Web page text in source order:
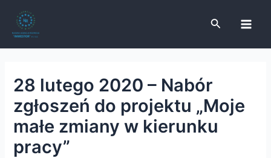
content
Search
28 lutego 2020 – Nabór
zgłoszeń do projektu „Moje
małe zmiany w kierunku
pracy”
navigation